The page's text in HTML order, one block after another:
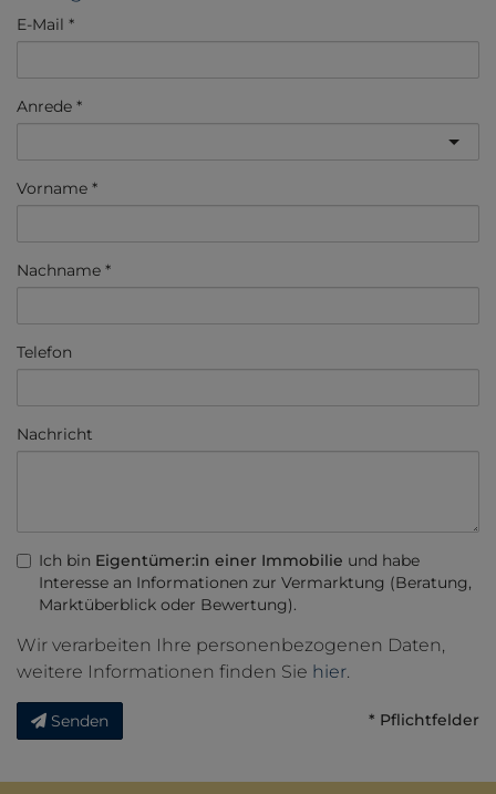
E-Mail
Anrede
Vorname
Nachname
Telefon
Nachricht
Ich bin Eigentümer:in einer Immobilie und habe
Interesse an Informationen zur Vermarktung (Beratung,
Marktüberblick oder Bewertung).
Wir verarbeiten Ihre personenbezogenen Daten,
weitere Informationen finden Sie hier.
Senden * Pflichtfelder